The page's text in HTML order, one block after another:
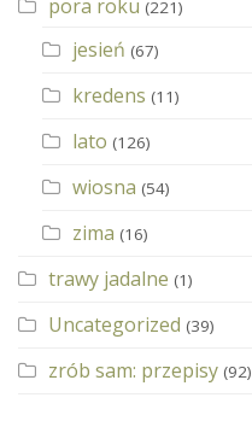
pora roku (221)
jesień (67)
kredens (11)
lato (126)
wiosna (54)
zima (16)
trawy jadalne (1)
Uncategorized (39)
zrób sam: przepisy (92)